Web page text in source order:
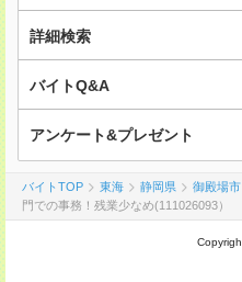
詳細検索
バイトQ&A
アンケート&プレゼント
バイトTOP 東海 静岡県 御殿場市
門での事務！残業少なめ(111026093）